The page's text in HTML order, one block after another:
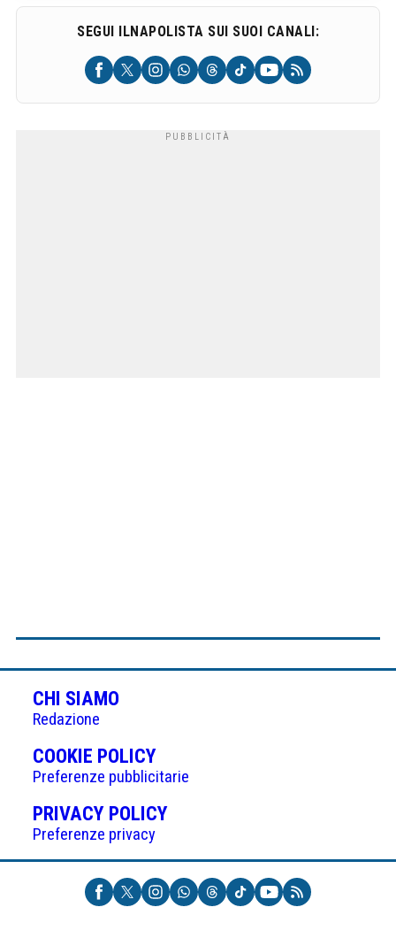
SEGUI ILNAPOLISTA SUI SUOI CANALI:
CHI SIAMO
Redazione
COOKIE POLICY(APRE
IN
UNA
NUOVA
Preferenze pubblicitarie
PRIVACY POLICY(APRE
UNA
NUOVA
SCHEDA)
Preferenze privacy